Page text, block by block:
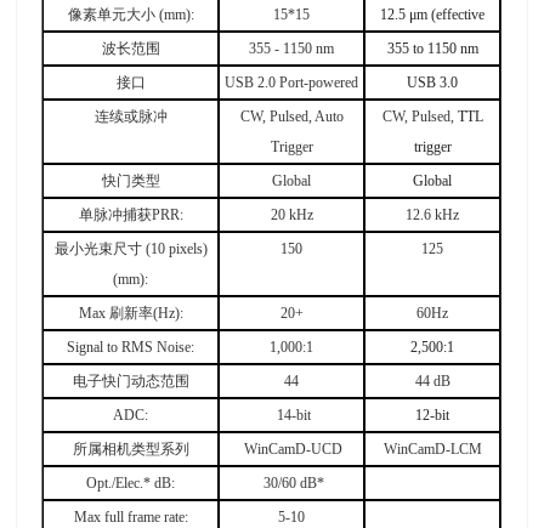
像素单元大小(mm): 15*15 12.5 μm (effective
波长范围
355 - 1150 nm
355 to 1150 nm
接口
USB 2.0 Port-powered
USB 3.0
连续或脉冲
CW, Pulsed, Auto
Trigger
CW, Pulsed, TTL
trigger
快门类型
Global
Global
单脉冲捕获PRR: 20 kHz
12.6 kHz
最小光束尺寸(10 pixels)
(mm):
150 125
Max 刷新率(Hz): 20+
60Hz
Signal to RMS Noise:
1,000:1
2,500:1
电子快门动态范围
44
44 dB
ADC:
14-bit
12-bit
所属相机类型系列
WinCamD-UCD
WinCamD-LCM
Opt./Elec.* dB:
30/60 dB*
Max full frame rate:
5-10